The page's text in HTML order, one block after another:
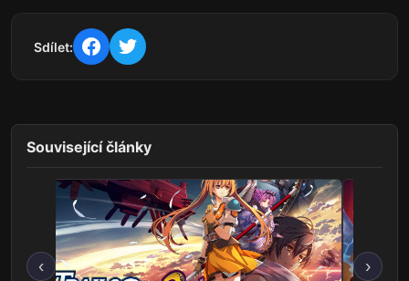
Sdílet:
Související články
‹ ›